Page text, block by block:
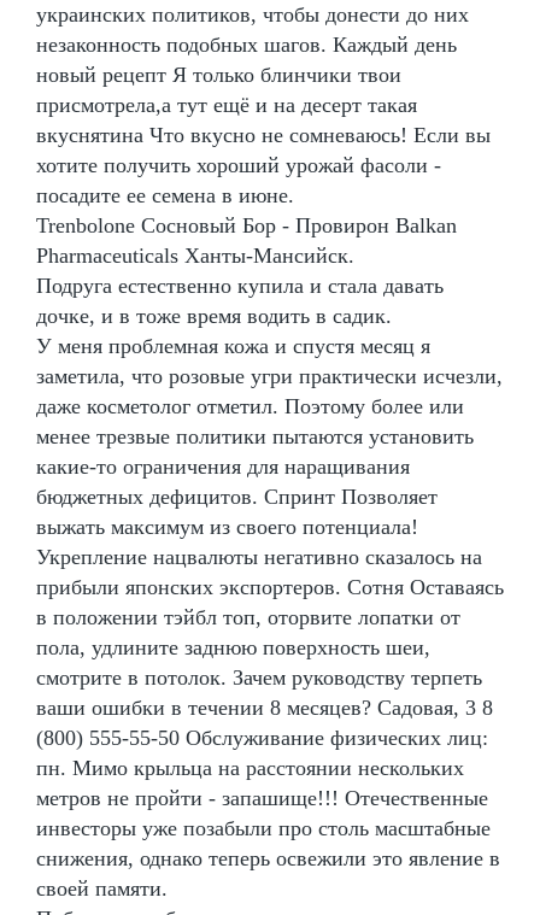
украинских политиков, чтобы донести до них
незаконность подобных шагов. Каждый день
новый рецепт Я только блинчики твои
присмотрела,а тут ещё и на десерт такая
вкуснятина Что вкусно не сомневаюсь! Если вы
хотите получить хороший урожай фасоли -
посадите ее семена в июне.
Trenbolone Сосновый Бор - Провирон Balkan
Pharmaceuticals Ханты-Мансийск.
Подруга естественно купила и стала давать
дочке, и в тоже время водить в садик.
У меня проблемная кожа и спустя месяц я
заметила, что розовые угри практически исчезли,
даже косметолог отметил. Поэтому более или
менее трезвые политики пытаются установить
какие-то ограничения для наращивания
бюджетных дефицитов. Спринт Позволяет
выжать максимум из своего потенциала!
Укрепление нацвалюты негативно сказалось на
прибыли японских экспортеров. Сотня Оставаясь
в положении тэйбл топ, оторвите лопатки от
пола, удлините заднюю поверхность шеи,
смотрите в потолок. Зачем руководству терпеть
ваши ошибки в течении 8 месяцев? Садовая, 3 8
(800) 555-55-50 Обслуживание физических лиц:
пн. Мимо крыльца на расстоянии нескольких
метров не пройти - запашище!!! Отечественные
инвесторы уже позабыли про столь масштабные
снижения, однако теперь освежили это явление в
своей памяти.